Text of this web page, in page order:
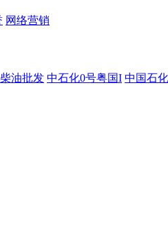
网络营销
油批发 中石化0号粤国I 中国石